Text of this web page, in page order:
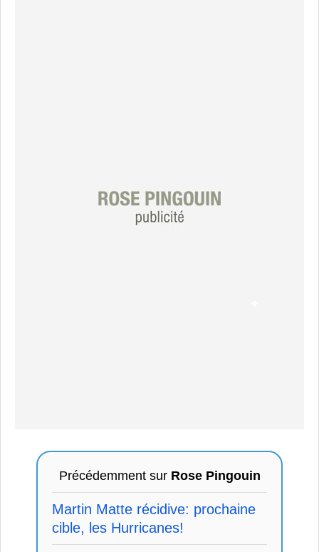
Précédemment sur Rose Pingouin
Martin Matte récidive: prochaine
cible, les Hurricanes!